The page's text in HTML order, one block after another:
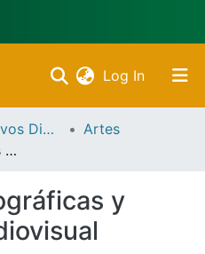
Log In(current)
Collections
Recursos Educativos Digitales
Artes
Artes cinematográficas y producción audiovisual
y